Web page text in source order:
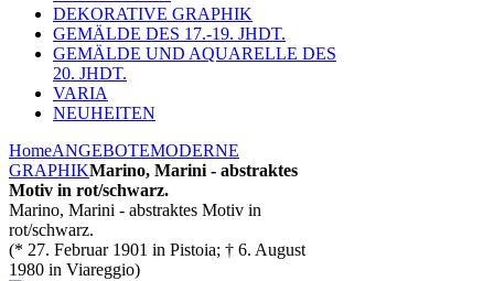
DEKORATIVE GRAPHIK
GEMÄLDE DES 17.-19. JHDT.
GEMÄLDE UND AQUARELLE DES
20. JHDT.
VARIA
NEUHEITEN
HomeANGEBOTEMODERNE
GRAPHIKMarino, Marini - abstraktes
Motiv in rot/schwarz.
Marino, Marini - abstraktes Motiv in
rot/schwarz.
(* 27. Februar 1901 in Pistoia; † 6. August
1980 in Viareggio)